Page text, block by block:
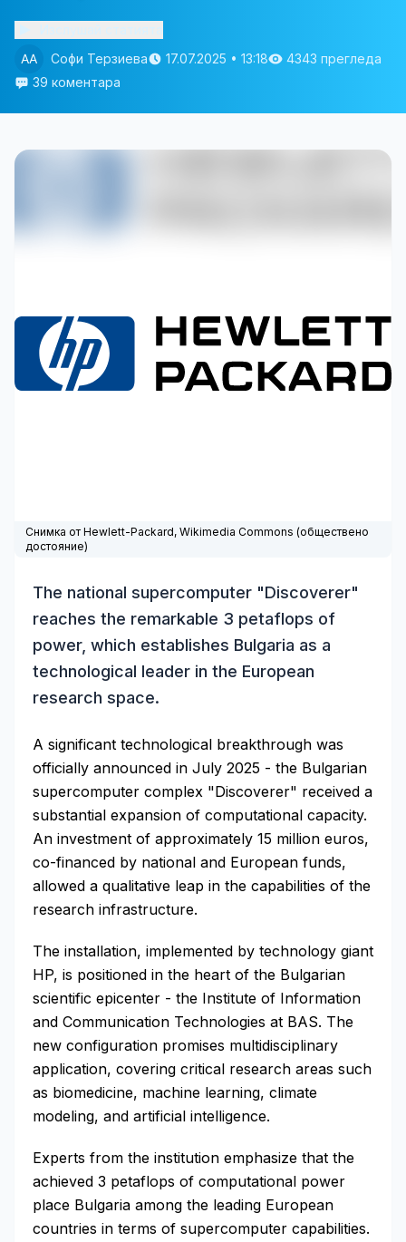
Софи Терзиева
17.07.2025 • 13:18
4343 прегледа
39 коментара
Снимка от Hewlett-Packard, Wikimedia Commons (обществено
достояние)
The national supercomputer "Discoverer"
reaches the remarkable 3 petaflops of
power, which establishes Bulgaria as a
technological leader in the European
research space.
A significant technological breakthrough was
officially announced in July 2025 - the Bulgarian
supercomputer complex "Discoverer" received a
substantial expansion of computational capacity.
An investment of approximately 15 million euros,
co-financed by national and European funds,
allowed a qualitative leap in the capabilities of the
research infrastructure.
The installation, implemented by technology giant
HP, is positioned in the heart of the Bulgarian
scientific epicenter - the Institute of Information
and Communication Technologies at BAS. The
new configuration promises multidisciplinary
application, covering critical research areas such
as biomedicine, machine learning, climate
modeling, and artificial intelligence.
Experts from the institution emphasize that the
achieved 3 petaflops of computational power
place Bulgaria among the leading European
countries in terms of supercomputer capabilities.